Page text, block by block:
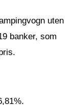
uten
banker, som